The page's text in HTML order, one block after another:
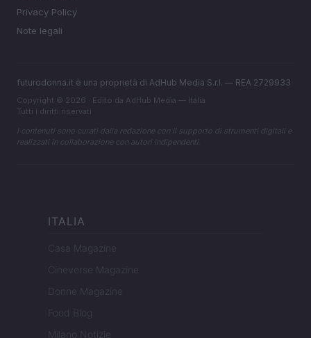
Privacy Policy
Note legali
futurodonna.it è una proprietà di AdHub Media S.r.l. — REA 2729933
Copyright © 2026 · Edito da AdHub Media — Italia
Tutti i diritti riservati
I contenuti sono curati dalla redazione con il supporto di strumenti digitali e
realizzati in collaborazione con autori indipendenti.
ITALIA
Casa Magazine
Cineverse Magazine
Donne Magazine
Food Blog
Milano Notizie